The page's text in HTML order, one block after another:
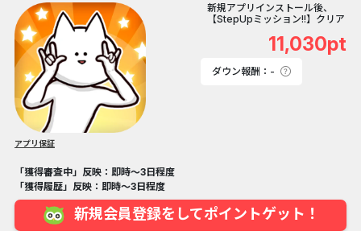
新規アプリインストール後、
【StepUpミッション!!】クリア
11,030pt
ダウン報酬：-
アプリ保証
「獲得審査中」反映：即時～3日程度
「獲得履歴」反映：即時～3日程度
新規会員登録をしてポイントゲット！